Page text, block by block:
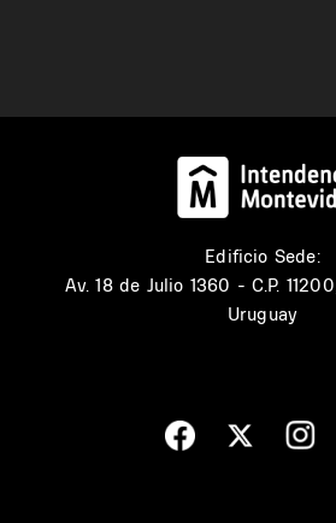
Edificio Sede:
Av. 18 de Julio 1360 - C.P.
Uruguay